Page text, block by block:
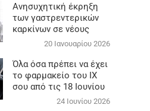
Aνησυχητική έκρηξη
των γαστρεντερικών
καρκίνων σε νέους
20 Ιανουαρίου 2026
Όλα όσα πρέπει να έχει
το φαρμακείο του ΙΧ
σου από τις 18 Ιουνίου
24 Ιουνίου 2026